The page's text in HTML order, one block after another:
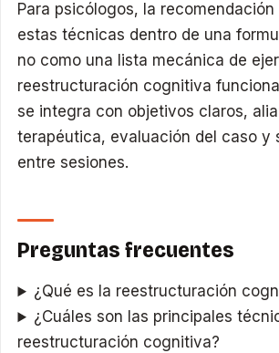
Para psicólogos, la
estas técnicas dentro de una
no como una lista mecánica de
reestructuración cognitiva
se integra con objetivos claros,
terapéutica, evaluación del caso y
entre sesiones.
Preguntas frecuentes
¿Qué es la reestructuración
¿Cuáles son las principales
reestructuración cognitiva?